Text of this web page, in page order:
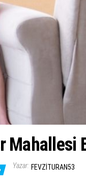
Yazar: FEVZITURAN53